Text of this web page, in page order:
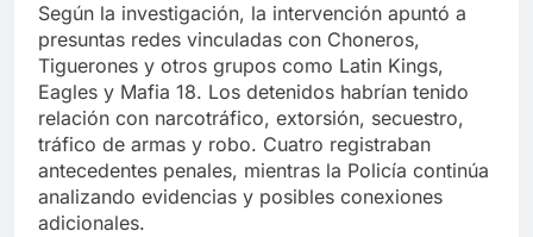
Según la investigación, la intervención apuntó a
presuntas redes vinculadas con Choneros,
Tiguerones y otros grupos como Latin Kings,
Eagles y Mafia 18. Los detenidos habrían tenido
relación con narcotráfico, extorsión, secuestro,
tráfico de armas y robo. Cuatro registraban
antecedentes penales, mientras la Policía continúa
analizando evidencias y posibles conexiones
adicionales.